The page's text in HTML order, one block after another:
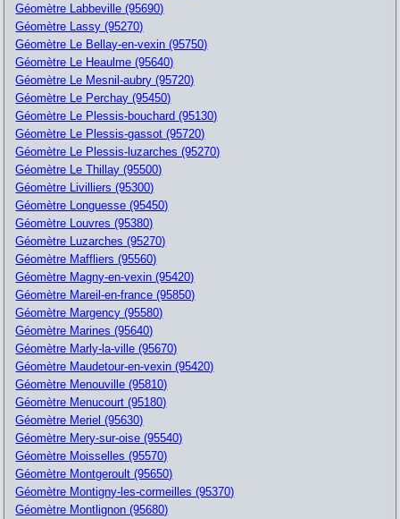
Géomètre Labbeville (95690)
Géomètre Lassy (95270)
Géomètre Le Bellay-en-vexin (95750)
Géomètre Le Heaulme (95640)
Géomètre Le Mesnil-aubry (95720)
Géomètre Le Perchay (95450)
Géomètre Le Plessis-bouchard (95130)
Géomètre Le Plessis-gassot (95720)
Géomètre Le Plessis-luzarches (95270)
Géomètre Le Thillay (95500)
Géomètre Livilliers (95300)
Géomètre Longuesse (95450)
Géomètre Louvres (95380)
Géomètre Luzarches (95270)
Géomètre Maffliers (95560)
Géomètre Magny-en-vexin (95420)
Géomètre Mareil-en-france (95850)
Géomètre Margency (95580)
Géomètre Marines (95640)
Géomètre Marly-la-ville (95670)
Géomètre Maudetour-en-vexin (95420)
Géomètre Menouville (95810)
Géomètre Menucourt (95180)
Géomètre Meriel (95630)
Géomètre Mery-sur-oise (95540)
Géomètre Moisselles (95570)
Géomètre Montgeroult (95650)
Géomètre Montigny-les-cormeilles (95370)
Géomètre Montlignon (95680)